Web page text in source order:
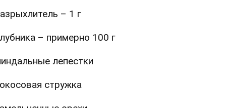
– 1 г
– примерно 100 г
лепестки
стружка